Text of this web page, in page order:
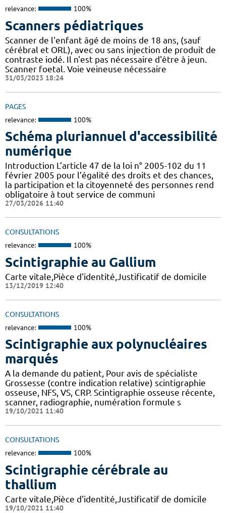
relevance: 100%
Scanners pédiatriques
Scanner de l'enfant âgé de moins de 18 ans, (sauf
cérébral et ORL), avec ou sans injection de produit de
contraste iodé. Il n'est pas nécessaire d'être à jeun.
Scanner foetal. Voie veineuse nécessaire
31/03/2023 18:24
PAGES
relevance: 100%
Schéma pluriannuel d'accessibilité
numérique
Introduction L’article 47 de la loi n° 2005-102 du 11
février 2005 pour l’égalité des droits et des chances,
la participation et la citoyenneté des personnes rend
obligatoire à tout service de communi
27/03/2026 11:40
CONSULTATIONS
relevance: 100%
Scintigraphie au Gallium
Carte vitale,Pièce d'identité,Justificatif de domicile
13/12/2019 12:40
CONSULTATIONS
relevance: 100%
Scintigraphie aux polynucléaires
marqués
A la demande du patient, Pour avis de spécialiste
Grossesse (contre indication relative) scintigraphie
osseuse, NFS, VS, CRP. Scintigraphie osseuse récente,
scanner, radiographie, numération formule s
19/10/2021 11:40
CONSULTATIONS
relevance: 100%
Scintigraphie cérébrale au
thallium
Carte vitale,Pièce d'identité,Justificatif de domicile
19/10/2021 11:40